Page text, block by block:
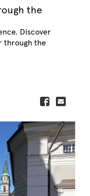
the
Discover
through the